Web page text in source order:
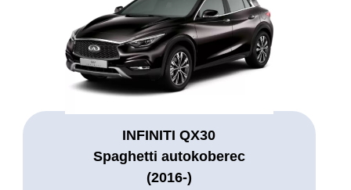
INFINITI QX30
Spaghetti autokoberec
(2016-)